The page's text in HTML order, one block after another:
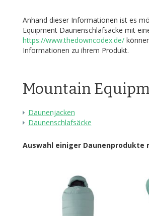
Anhand dieser Informationen ist es
Equipment Daunenschlafsäcke mit
https://www.thedowncodex.de/
Informationen zu ihrem Produkt.
Mountain
Daunenjacken
Daunenschlafsäcke
Auswahl einiger Daunenprodukte